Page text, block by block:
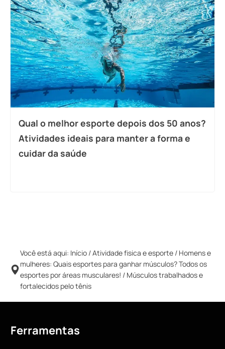
Qual o melhor esporte depois dos 50 anos?
Atividades ideais para manter a forma e
cuidar da saúde
Você está aqui: Início /Atividade fisica e esporte / Homens e
mulheres: Quais esportes para ganhar músculos? Todos os
esportes por áreas musculares! / Músculos trabalhados e
fortalecidos pelo tênis
Ferramentas